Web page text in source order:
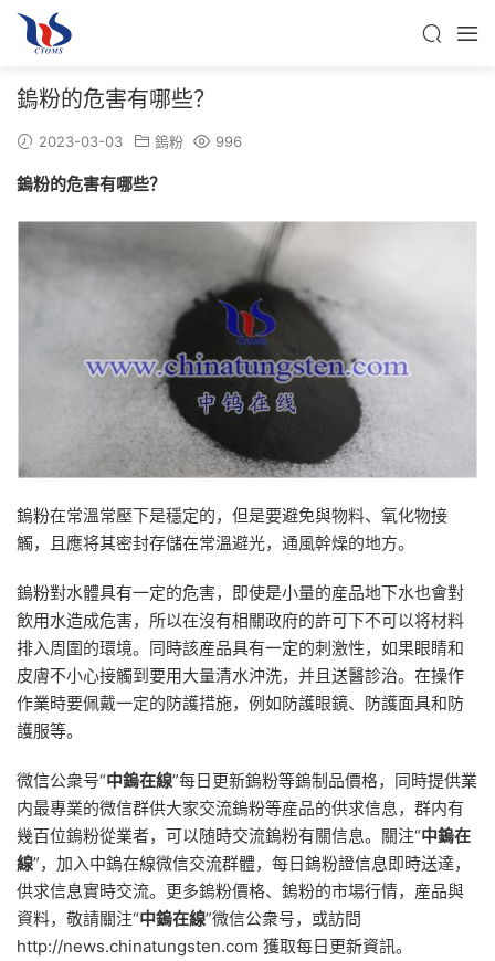
鎢粉的危害有哪些？
2023-03-03 鎢粉 996
鎢粉的危害有哪些？
鎢粉在常溫常壓下是穩定的，但是要避免與物料、氧化物接
觸，且應将其密封存儲在常溫避光，通風幹燥的地方。
鎢粉對水體具有一定的危害，即使是小量的産品地下水也會對
飲用水造成危害，所以在沒有相關政府的許可下不可以将材料
排入周圍的環境。同時該産品具有一定的刺激性，如果眼睛和
皮膚不小心接觸到要用大量清水沖洗，并且送醫診治。在操作
作業時要佩戴一定的防護措施，例如防護眼鏡、防護面具和防
護服等。
微信公衆号“中鎢在線”每日更新鎢粉等鎢制品價格，同時提供業
内最專業的微信群供大家交流鎢粉等産品的供求信息，群内有
幾百位鎢粉從業者，可以随時交流鎢粉有關信息。關注“中鎢在
線”，加入中鎢在線微信交流群體，每日鎢粉證信息即時送達，
供求信息實時交流。更多鎢粉價格、鎢粉的市場行情，産品與
資料，敬請關注“中鎢在線”微信公衆号，或訪問
http://news.chinatungsten.com 獲取每日更新資訊。